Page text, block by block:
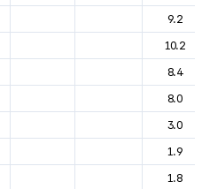
9.2
10.2
8.4
8.0
3.0
1.9
1.8